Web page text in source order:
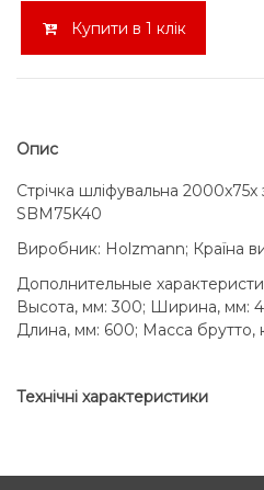
Купити в 1 клік
Опис
Стрічка шліфувальна
SBM75K40
Виробник: Holzmann; Країна
Дополнительные
Высота, мм: 300; Ширина, мм:
Длина, мм: 600; Масса брутто,
Технічні характеристики